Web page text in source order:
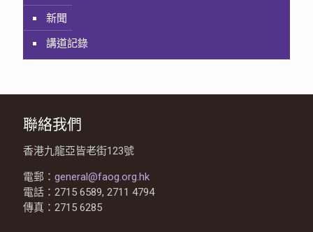
新聞
講道記錄
聯絡我們
香港九龍亞皆老街123號
電郵： general@faog.org.hk
電話：2715 6589, 2711 4794
傳真：2715 6285